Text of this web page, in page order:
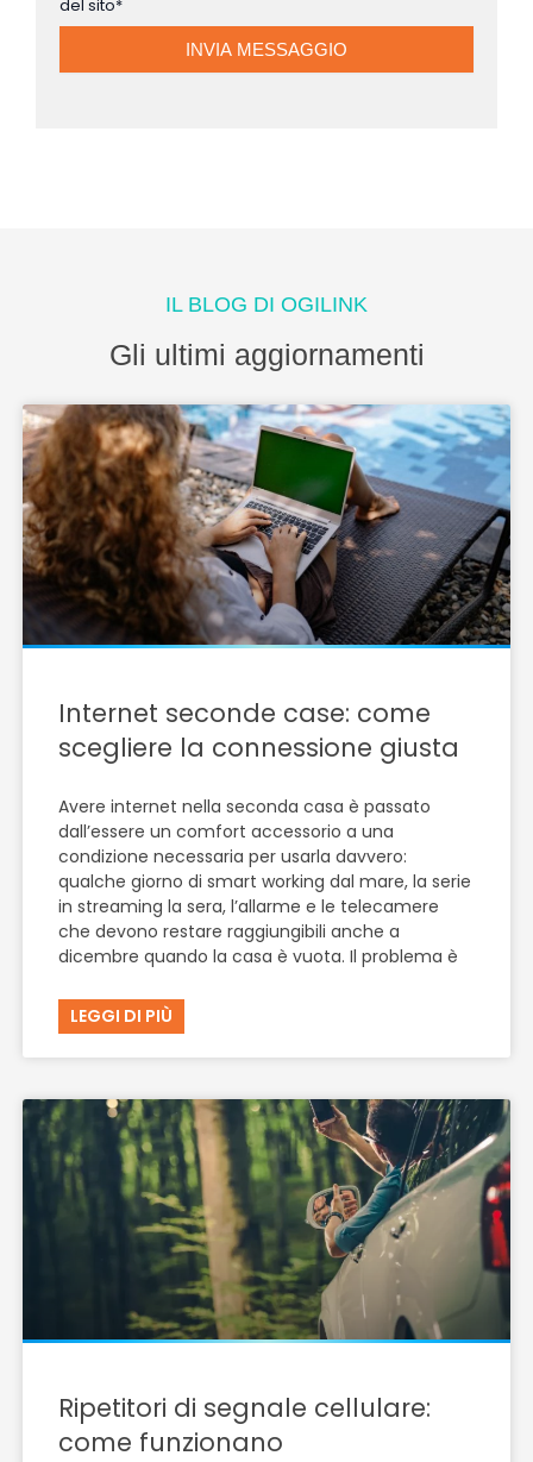
del sito*
IL BLOG DI OGILINK
Gli ultimi aggiornamenti
Internet seconde case: come
scegliere la connessione giusta
Avere internet nella seconda casa è passato
dall’essere un comfort accessorio a una
condizione necessaria per usarla davvero:
qualche giorno di smart working dal mare, la serie
in streaming la sera, l’allarme e le telecamere
che devono restare raggiungibili anche a
dicembre quando la casa è vuota. Il problema è
LEGGI DI PIÙ
Ripetitori di segnale cellulare:
come funzionano